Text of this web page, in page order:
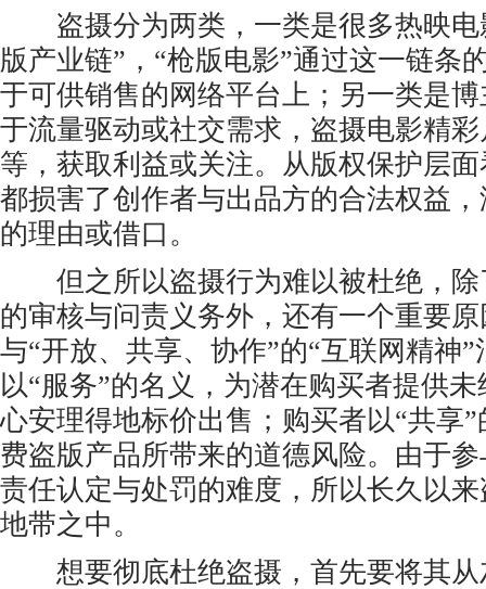
盗摄分为两类，一类是很多热映电
版产业链”，“枪版电影”通过这一链条
于可供销售的网络平台上；另一类是
于流量驱动或社交需求，盗摄电影精
等，获取利益或关注。从版权保护层
都损害了创作者与出品方的合法权益
的理由或借口。
但之所以盗摄行为难以被杜绝，除
的审核与问责义务外，还有一个重要
与“开放、共享、协作”的“互联网精神
以“服务”的名义，为潜在购买者提供
心安理得地标价出售；购买者以“共享
费盗版产品所带来的道德风险。由于
责任认定与处罚的难度，所以长久以
地带之中。
想要彻底杜绝盗摄，首先要将其从